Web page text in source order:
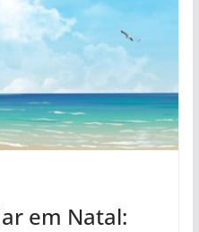
em Natal: